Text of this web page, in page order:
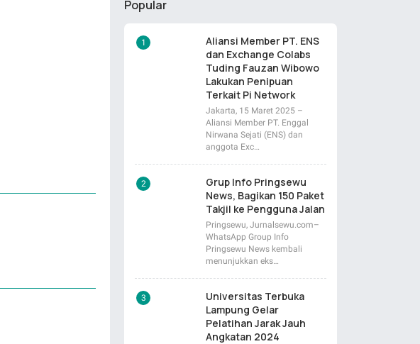
Popular
Aliansi Member PT. ENS
dan Exchange Colabs
Tuding Fauzan Wibowo
Lakukan Penipuan
Terkait Pi Network
Jakarta, 15 Maret 2025 –
Aliansi Member PT. Enggal
Nirwana Sejati (ENS) dan
anggota Exc…
Grup Info Pringsewu
News, Bagikan 150 Paket
Takjil ke Pengguna Jalan
Pringsewu, Jurnalsewu.com–
WhatsApp Group Info
Pringsewu News kembali
menunjukkan eks…
Universitas Terbuka
Lampung Gelar
Pelatihan Jarak Jauh
Angkatan 2024